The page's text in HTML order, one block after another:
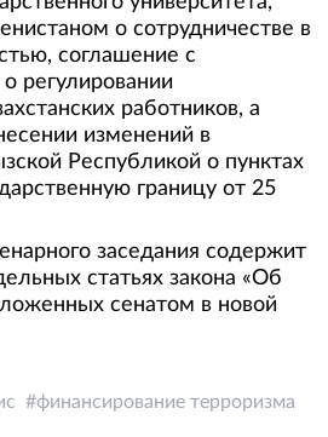
о сотрудничестве в
соглашение с
регулировании
работников, а
изменений в
Республикой о пунктах
границу от 25
заседания содержит
статьях закона «Об
сенатом в новой
финансирование терроризма